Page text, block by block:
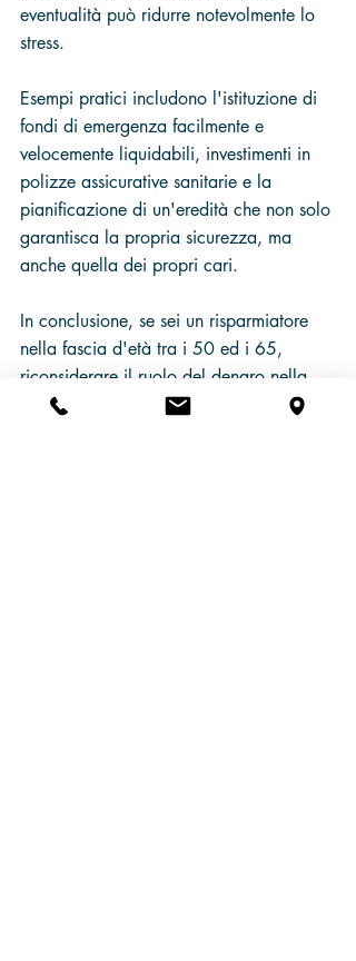
eventualità può ridurre notevolmente lo
stress.
Esempi pratici includono l'istituzione di
fondi di emergenza facilmente e
velocemente liquidabili, investimenti in
polizze assicurative sanitarie e la
pianificazione di un'eredità che non solo
garantisca la propria sicurezza, ma
anche quella dei propri cari.
In conclusione, se sei un risparmiatore
nella fascia d'età tra i 50 ed i 65,
riconsiderare il ruolo del denaro nella
tua vita potrebbe essere più che una